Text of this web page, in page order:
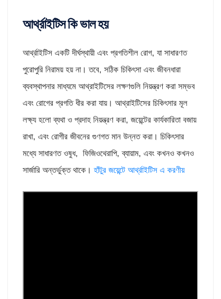
আর্থ্রাইটিস কি ভাল হয়
আর্থ্রাইটিস একটি দীর্ঘস্থায়ী এবং প্রগতিশীল রোগ, যা সাধারণত
পুরোপুরি নিরাময় হয় না। তবে, সঠিক চিকিৎসা এবং জীবনধারা
ব্যবস্থাপনার মাধ্যমে আথ্রাইটিসের লক্ষণগুলি নিয়ন্ত্রণ করা সম্ভব
এবং রোগের প্রগতি ধীর করা যায়। আথ্রাইটিসের চিকিৎসার মূল
লক্ষ্য হলো ব্যথা ও প্রদাহ নিয়ন্ত্রণ করা, জয়েন্টের কার্যকারিতা বজায়
রাখা, এবং রোগীর জীবনের গুণগত মান উন্নত করা। চিকিৎসার
মধ্যে সাধারণত ওষুধ, ফিজিওথেরাপি, ব্যায়াম, এবং কখনও কখনও
সার্জারি অন্তর্ভুক্ত থাকে। হাঁটুর জয়েন্টে আর্থ্রাইটিস এ করণীয়